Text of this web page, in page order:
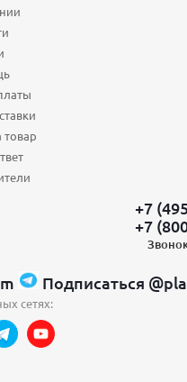
товар
+7
+7
Подписаться
сетях: